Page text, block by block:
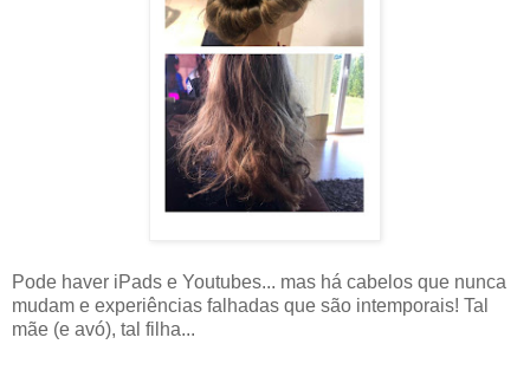
Pode haver iPads e Youtubes... mas há cabelos que nunca
mudam e experiências falhadas que são intemporais! Tal
mãe (e avó), tal filha...